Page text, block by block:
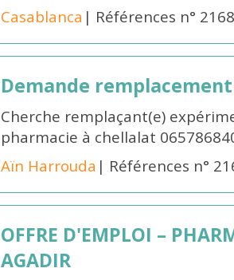
Casablanca | Références n°
Demande remplacement
Cherche remplaçant(e)
pharmacie à chellalat
Aïn Harrouda | Références n°
OFFRE D'EMPLOI –
AGADIR